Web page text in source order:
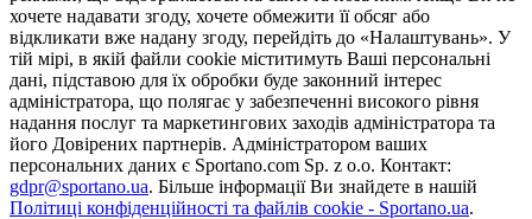
хочете надавати згоду, хочете обмежити її обсяг або
відкликати вже надану згоду, перейдіть до «Налаштувань». У
тій мірі, в якій файли cookie міститимуть Ваші персональні
дані, підставою для їх обробки буде законний інтерес
адміністратора, що полягає у забезпеченні високого рівня
надання послуг та маркетингових заходів адміністратора та
його Довірених партнерів. Адміністратором ваших
персональних даних є Sportano.com Sp. z o.o. Контакт:
gdpr@sportano.ua. Більше інформації Ви знайдете в нашій
Політиці конфіденційності та файлів cookie - Sportano.ua.